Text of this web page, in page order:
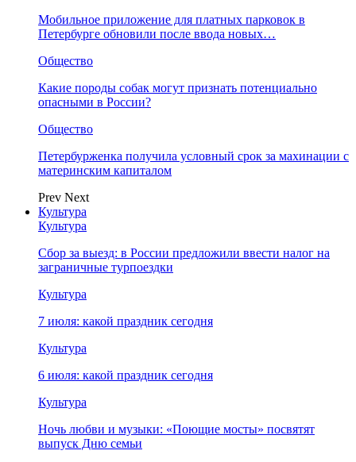
Мобильное приложение для платных парковок в
Петербурге обновили после ввода новых…
Общество
Какие породы собак могут признать потенциально
опасными в России?
Общество
Петербурженка получила условный срок за махинации с
материнским капиталом
Prev Next
Культура
Культура
Сбор за выезд: в России предложили ввести налог на
заграничные турпоездки
Культура
7 июля: какой праздник сегодня
Культура
6 июля: какой праздник сегодня
Культура
Ночь любви и музыки: «Поющие мосты» посвятят
выпуск Дню семьи